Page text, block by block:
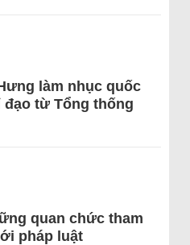
làm nhục quốc
từ Tổng thống
quan chức tham
pháp luật